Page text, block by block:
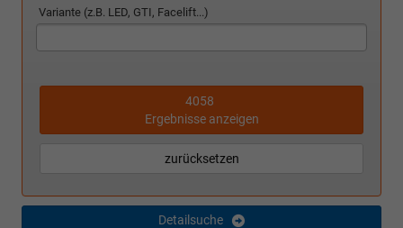
Variante (z.B. LED, GTI, Facelift...)
4058
Ergebnisse anzeigen
zurücksetzen
Detailsuche